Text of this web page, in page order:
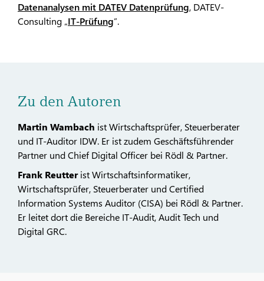
Datenanalysen mit DATEV Datenprüfung, DATEV-
Consulting „IT-Prüfung”.
Zu den Autoren
Martin Wambach ist Wirtschaftsprüfer, Steuerberater
und IT-Auditor IDW. Er ist zudem Geschäftsführender
Partner und Chief Digital Officer bei Rödl & Partner.
Frank Reutterist Wirtschaftsinformatiker,
Wirtschaftsprüfer, Steuerberater und Certi­fied
Information Systems Auditor (CISA) bei Rödl & Partner.
Er leitet dort die Bereiche IT-Audit, Audit Tech und
Digital GRC.